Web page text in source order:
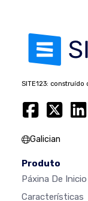
SITE123:
Galician
Produto
Páxina De Inicio
Características